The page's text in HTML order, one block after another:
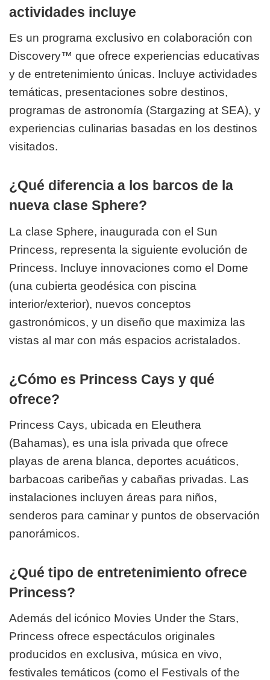
actividades incluye
Es un programa exclusivo en colaboración con
Discovery™ que ofrece experiencias educativas
y de entretenimiento únicas. Incluye actividades
temáticas, presentaciones sobre destinos,
programas de astronomía (Stargazing at SEA), y
experiencias culinarias basadas en los destinos
visitados.
¿Qué diferencia a los barcos de la
nueva clase Sphere?
La clase Sphere, inaugurada con el Sun
Princess, representa la siguiente evolución de
Princess. Incluye innovaciones como el Dome
(una cubierta geodésica con piscina
interior/exterior), nuevos conceptos
gastronómicos, y un diseño que maximiza las
vistas al mar con más espacios acristalados.
¿Cómo es Princess Cays y qué
ofrece?
Princess Cays, ubicada en Eleuthera
(Bahamas), es una isla privada que ofrece
playas de arena blanca, deportes acuáticos,
barbacoas caribeñas y cabañas privadas. Las
instalaciones incluyen áreas para niños,
senderos para caminar y puntos de observación
panorámicos.
¿Qué tipo de entretenimiento ofrece
Princess?
Además del icónico Movies Under the Stars,
Princess ofrece espectáculos originales
producidos en exclusiva, música en vivo,
festivales temáticos (como el Festivals of the